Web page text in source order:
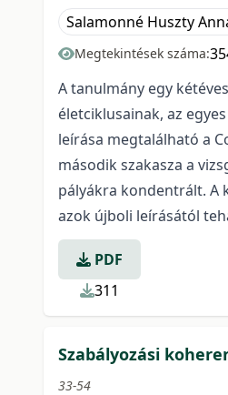
Salamonné Huszty
Megtekintések száma:
A tanulmány egy
életciklusainak, az
leírása megtalálható a
második szakasza a
pályákra kondentrált. A
azok újboli leírásától
PDF
311
Szabályozási
33-54